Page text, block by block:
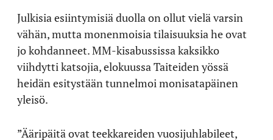
Julkisia esiintymisiä duolla on ollut vielä varsin
vähän, mutta monenmoisia tilaisuuksia he ovat
jo kohdanneet. MM-kisabussissa kaksikko
viihdytti katsojia, elokuussa Taiteiden yössä
heidän esitystään tunnelmoi monisatapäinen
yleisö.
”Ääripäitä ovat teekkareiden vuosijuhlabileet,